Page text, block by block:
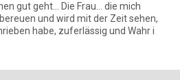
gut geht... Die Frau... die mich
und wird mit der Zeit sehen,
habe, zuferlässig und Wahr i